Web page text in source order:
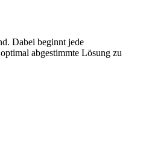
Dabei beginnt jede
abgestimmte Lösung zu